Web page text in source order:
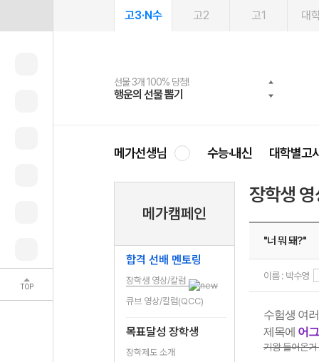
TOP
고3·N수 고2 고1 대
선물 3개 100% 당첨!
행운의 선물 뽑기
선물 100% 증정!
메가스터디 X 올리브
여름방학 스터디 캐시백
메가런 썸머스쿨
2027 러셀 단과
강사 공개선발
스마트러닝앱
설문 EVENT
메가패스
3일 무료 체험권
메가패스 수강생 무료혜택!
메가클럽 멤버십
사회공헌 캠페인
희망이룸 메가나눔
메가선생님 수능·내신 대학별고
메가캠페인
합격 선배 멘토링
장학생 영상/칼럼
큐브 영상/칼럼(QCC)
목표달성 장학생
장학제도 소개
장학생
"너 뭐 돼?"
이름 : 박수영
수험생 여
제목에 어
기왕 들어온